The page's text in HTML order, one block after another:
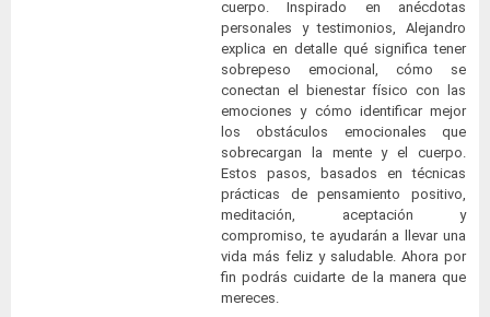
cuerpo. Inspirado en anécdotas
personales y testimonios, Alejandro
explica en detalle qué significa tener
sobrepeso emocional, cómo se
conectan el bienestar físico con las
emociones y cómo identificar mejor
los obstáculos emocionales que
sobrecargan la mente y el cuerpo.
Estos pasos, basados en técnicas
prácticas de pensamiento positivo,
meditación, aceptación y
compromiso, te ayudarán a llevar una
vida más feliz y saludable. Ahora por
fin podrás cuidarte de la manera que
mereces.